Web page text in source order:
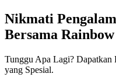
Nikmati
Bersama
Tunggu Apa Lagi? Dapatkan
yang Spesial.